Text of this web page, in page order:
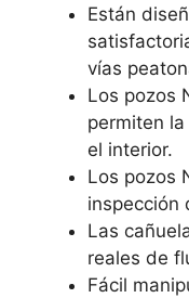
Están
vías
Los pozos
permiten
el interior.
Los pozos
inspección
Las
reales de
Fácil